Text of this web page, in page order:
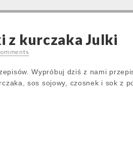
z kurczaka Julki
Wypróbuj dziś z nami
sos sojowy, czosnek i sok z